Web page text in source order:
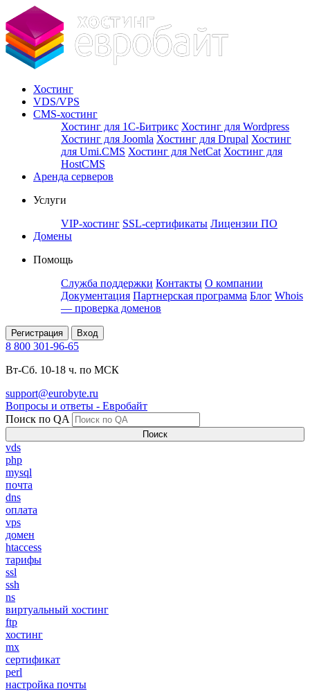
Хостинг
VDS/VPS
CMS-хостинг
Хостинг для 1С-Битрикс Хостинг для Wordpress
Хостинг для Joomla Хостинг для Drupal Хостинг
для Umi.CMS Хостинг для NetCat Хостинг для
HostCMS
Аренда серверов
Услуги
VIP-хостинг SSL-сертификаты Лицензии ПО
Домены
Помощь
Служба поддержки Контакты О компании
Документация Партнерская программа Блог Whois
— проверка доменов
Регистрация Вход
8 800 301-96-65
Вт-Сб. 10-18 ч. по МСК
support@eurobyte.ru
Вопросы и ответы - Евробайт
Поиск по QA
Поиск
vds
php
mysql
почта
dns
оплата
vps
домен
htaccess
тарифы
ssl
ssh
ns
виртуальный хостинг
ftp
хостинг
mx
сертификат
perl
настройка почты